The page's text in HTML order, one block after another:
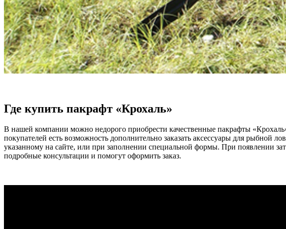
Где купить пакрафт «Крохаль»
В нашей компании можно недорого приобрести качественные пакрафты
покупателей есть возможность дополнительно заказать аксессуары для рыбной
указанному на сайте, или при заполнении специальной формы. При появлении
подробные консультации и помогут оформить заказ.